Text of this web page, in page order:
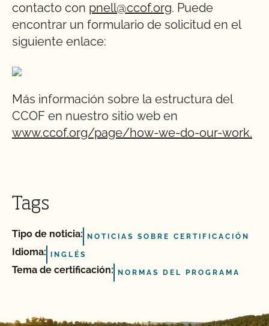
contacto con pnell@ccof.org. Puede
encontrar un formulario de solicitud en el
siguiente enlace:
Más información sobre la estructura del
CCOF en nuestro sitio web en
www.ccof.org/page/how-we-do-our-work.
Tags
Tipo de noticia: NOTICIAS SOBRE CERTIFICACIÓN
Idioma: INGLÉS
Tema de certificación: NORMAS DEL PROGRAMA